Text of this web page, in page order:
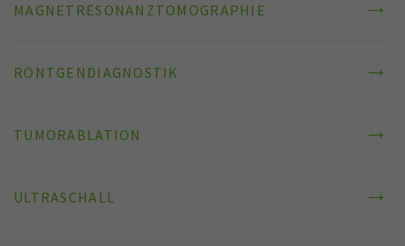
MAGNETRESONANZTOMOGRAPHIE
RÖNTGENDIAGNOSTIK
TUMORABLATION
ULTRASCHALL